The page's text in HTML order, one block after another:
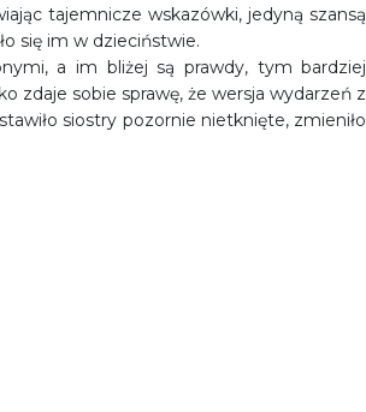
tajemnicze wskazówki, jedyną szansą
się im w dzieciństwie.
a im bliżej są prawdy, tym bardziej
zdaje sobie sprawę, że wersja wydarzeń z
siostry pozornie nietknięte, zmieniło